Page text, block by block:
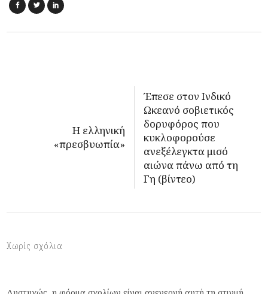
Η ελληνική
«πρεσβυωπία»
Έπεσε στον Ινδικό
Ωκεανό σοβιετικός
δορυφόρος που
κυκλοφορούσε
ανεξέλεγκτα μισό
αιώνα πάνω από τη
Γη (βίντεο)
Χωρίς σχόλια